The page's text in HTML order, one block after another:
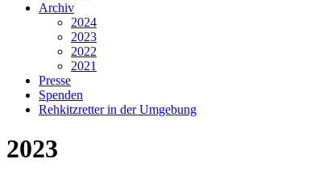
Archiv
2024
2023
2022
2021
Presse
Spenden
Rehkitzretter in der Umgebung
2023